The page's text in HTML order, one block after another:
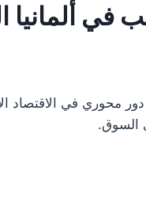
ألمانيا اليوم 12/
محوري في الاقتصاد
السوق.